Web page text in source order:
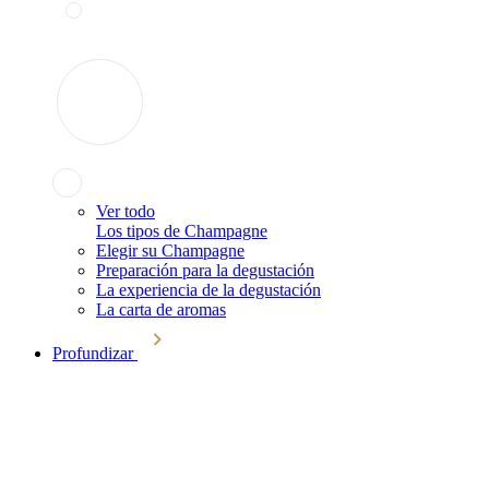
Ver todo
Los tipos de Champagne
Elegir su Champagne
Preparación para la degustación
La experiencia de la degustación
La carta de aromas
Profundizar